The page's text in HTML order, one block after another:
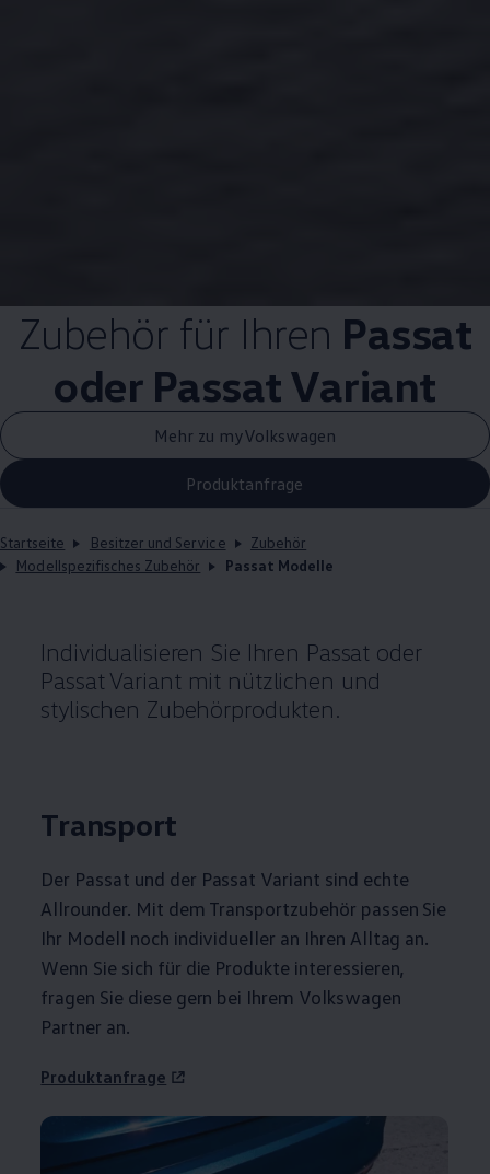
Zubehörfür Ihren Passat
oder PassatVariant
Mehr zu myVolkswagen
Produktanfrage
Startseite Besitzer und Service
Zubehör
Modellspezifisches Zubehör
Passat Modelle
Individualisieren Sie Ihren Passat oder
Passat Variantmit nützlichen und
stylischen Zubehörprodukten.
Transport
Der Passat und der Passat Variant sind echte
Allrounder. Mit dem Transportzubehör passen Sie
Ihr Modell noch individueller an Ihren Alltag an.
Wenn Sie sich für die Produkte interessieren,
fragen Sie diese gern bei Ihrem Volkswagen
Partner an.
Produktanfrage